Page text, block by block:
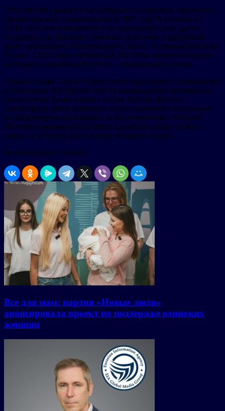
«Россия себя уважает и не собирается оспаривать законность
сделки царского правительства в 1867 году. В отличие от
США, которые вмешиваются во внутренние дела других
государств, не признают законных действий, узурпировав
право действовать бесцеремонно и нагло, не уважая политику
России. США пора успокоиться. Их точка зрения абсолютно
не влияет на решения России», – отметил вице-спикер.
Украина также считает Крым своей территорией, находящейся
в оккупации. Российские власти неоднократно напоминали,
как и почему Крым вошел в состав России. Жители
полуострова своим решением путем законного голосования
на референдуме высказались за воссоединение с Россией.
Поэтому поднимать постоянно крымский вопрос можно с
таким же успехом, как и вопрос возврата Аляски.
Источник фото: theins.ru
Все для мам: партия «Новые люди»
анонсировала проект по поддержке одиноких
женщин